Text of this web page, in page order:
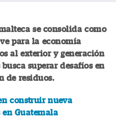
se consolida como
para la economía
al exterior y generación
superar desafíos en
de residuos.
construir nueva
Guatemala